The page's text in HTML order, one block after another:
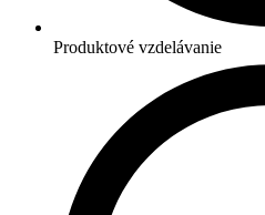
Produktové vzdelávanie